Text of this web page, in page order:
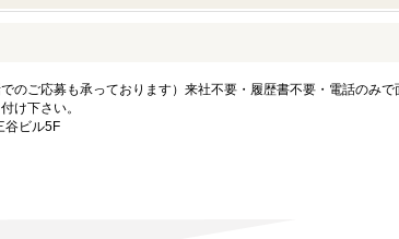
のご応募も承っております）来社不要・履歴書不要・電話のみで
け下さい。
谷ビル5F